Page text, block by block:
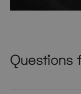
Questions